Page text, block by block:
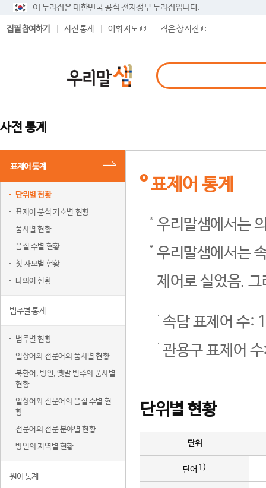
이 누리집은 대한민국 공식 전자정부 누리집입니다.
집필 참여하기 사전 통계 어휘 지도 작은 창 사전
사전 통계
표제어 통계
단위별 현황
표제어 분석 기호별 현황
품사별 현황
음절 수별 현황
첫 자모별 현황
다의어 현황
범주별 통계
범주별 현황
일상어와 전문어의 품사별 현황
북한어, 방언, 옛말 범주의 품사별
현황
일상어와 전문어의 음절 수별 현
황
전문어의 전문 분야별 현황
방언의 지역별 현황
원어 통계
표제어 통계
우리말샘에서는
우리말샘에서는
제어로 실었음.
속담 표제어 수:
관용구 표제어
단위별 현황
단위
단어 1)